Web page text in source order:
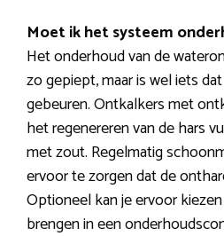
Moet ik het systeem
Het onderhoud van de
zo gepiept, maar is wel iets
gebeuren. Ontkalkers met
het regenereren van de hars
met zout. Regelmatig
ervoor te zorgen dat de
Optioneel kan je ervoor
brengen in een